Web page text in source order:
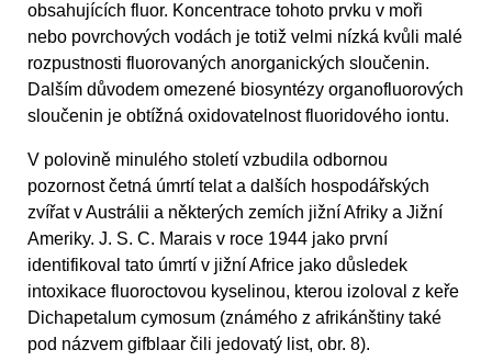
obsahujících fluor. Koncentrace tohoto prvku v moři
nebo povrchových vodách je totiž velmi nízká kvůli malé
rozpustnosti fluorovaných anorganických sloučenin.
Dalším důvodem omezené biosyntézy organofluorových
sloučenin je obtížná oxidovatelnost fluoridového iontu.
V polovině minulého století vzbudila odbornou
pozornost četná úmrtí telat a dalších hospodářských
zvířat v Austrálii a některých zemích jižní Afriky a Jižní
Ameriky. J. S. C. Marais v roce 1944 jako první
identifikoval tato úmrtí v jižní Africe jako důsledek
intoxikace fluoroctovou kyselinou, kterou izoloval z keře
Dichapetalum cymosum (známého z afrikánštiny také
pod názvem gifblaar čili jedovatý list, obr. 8).